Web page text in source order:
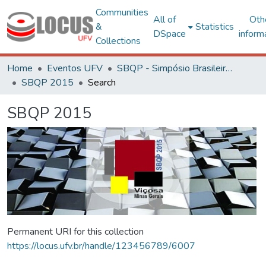
Communities
&
Collections
All of
DSpace
Statistics
Home Eventos UFV
SBQP - Simpósio Brasileiro de Qualidade do Projeto no Ambiente Construído
SBQP 2015
Search
SBQP 2015
Permanent URI for this collection
https://locus.ufv.br/handle/123456789/6007